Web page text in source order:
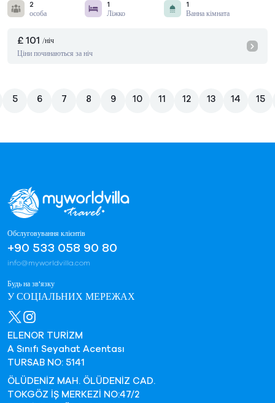
2
особа
1
Ліжко
1
Ванна кімната
£ 101 /ніч
Ціни починаються за ніч
5 6 7 8 9 10 11 12 13 14 15
Обслуговування клієнтів
+90 533 058 90 80
info@myworldvilla.com
Будь на зв'язку
У СОЦІАЛЬНИХ МЕРЕЖАХ
ELENOR TURİZM
A Sınıfı Seyahat Acentası
TURSAB NO: 5141
ÖLÜDENİZ MAH. ÖLÜDENİZ CAD.
TOKGÖZ İŞ MERKEZİ NO:47/2